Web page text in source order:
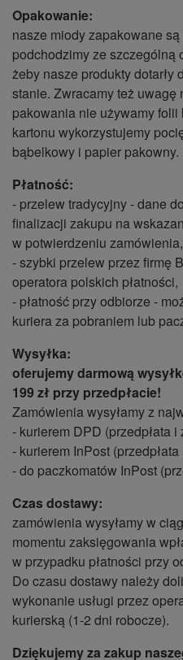
Opakowanie:
nasze miody zapakowane
podchodzimy ze szczególną
żeby nasze produkty dotarły
stanie. Zwracamy też
pakowania nie używamy
kartonu wykorzystujemy
bąbelkowy i papier pakowny.
Płatność:
- przelew tradycyjny - dane
finalizacji zakupu na
w potwierdzeniu zamówienia,
- szybki przelew przez firmę
operatora polskich płatności,
- płatność przy odbiorze -
kuriera za pobraniem lub
Wysyłka:
oferujemy darmową
199 zł przy przedpłacie!
Zamówienia wysyłamy z
- kurierem DPD (przedpłata i
- kurierem InPost
- do paczkomatów InPost
Czas dostawy:
zamówienia wysyłamy w
momentu zaksięgowania
w przypadku płatności przy
Do czasu dostawy należy
wykonanie usługi przez
kurierską (1-2 dni robocze).
Dziękujemy za zakup